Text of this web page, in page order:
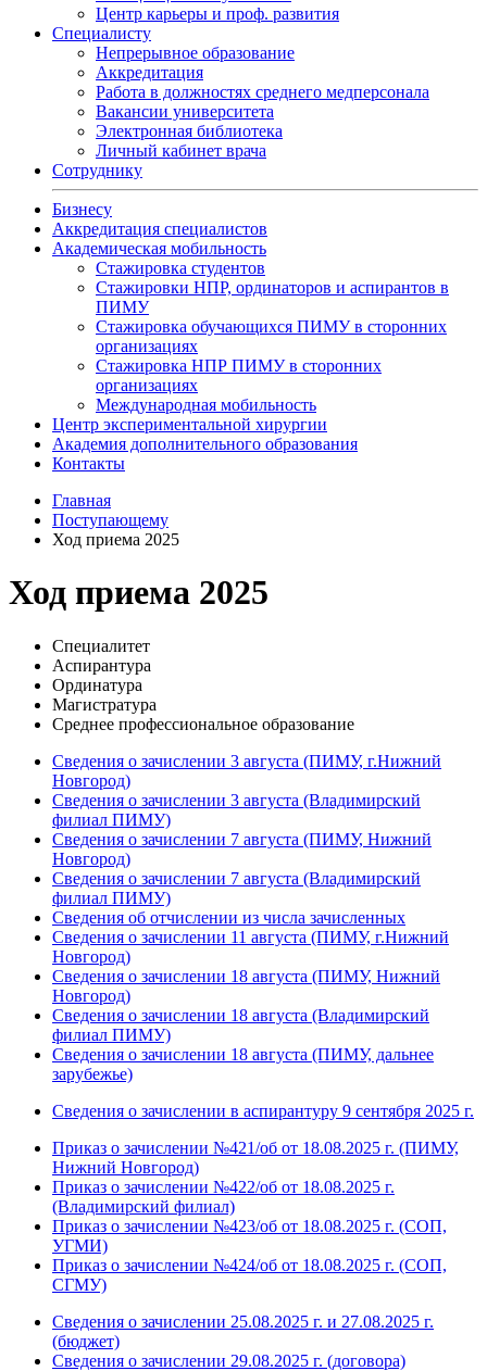
Центр карьеры и проф. развития
Специалисту
Непрерывное образование
Аккредитация
Работа в должностях среднего медперсонала
Вакансии университета
Электронная библиотека
Личный кабинет врача
Сотруднику
Бизнесу
Аккредитация специалистов
Академическая мобильность
Стажировка студентов
Стажировки НПР, ординаторов и аспирантов в
ПИМУ
Стажировка обучающихся ПИМУ в сторонних
организациях
Стажировка НПР ПИМУ в сторонних
организациях
Международная мобильность
Центр экспериментальной хирургии
Академия дополнительного образования
Контакты
Главная
Поступающему
Ход приема 2025
Ход приема 2025
Специалитет
Аспирантура
Ординатура
Магистратура
Среднее профессиональное образование
Сведения о зачислении 3 августа (ПИМУ, г.Нижний
Новгород)
Сведения о зачислении 3 августа (Владимирский
филиал ПИМУ)
Сведения о зачислении 7 августа (ПИМУ, Нижний
Новгород)
Сведения о зачислении 7 августа (Владимирский
филиал ПИМУ)
Сведения об отчислении из числа зачисленных
Сведения о зачислении 11 августа (ПИМУ, г.Нижний
Новгород)
Сведения о зачислении 18 августа (ПИМУ, Нижний
Новгород)
Сведения о зачислении 18 августа (Владимирский
филиал ПИМУ)
Сведения о зачислении 18 августа (ПИМУ, дальнее
зарубежье)
Сведения о зачислении в аспирантуру 9 сентября 2025 г.
Приказ о зачислении №421/об от 18.08.2025 г. (ПИМУ,
Нижний Новгород)
Приказ о зачислении №422/об от 18.08.2025 г.
(Владимирский филиал)
Приказ о зачислении №423/об от 18.08.2025 г. (СОП,
УГМИ)
Приказ о зачислении №424/об от 18.08.2025 г. (СОП,
СГМУ)
Сведения о зачислении 25.08.2025 г. и 27.08.2025 г.
(бюджет)
Сведения о зачислении 29.08.2025 г. (договора)